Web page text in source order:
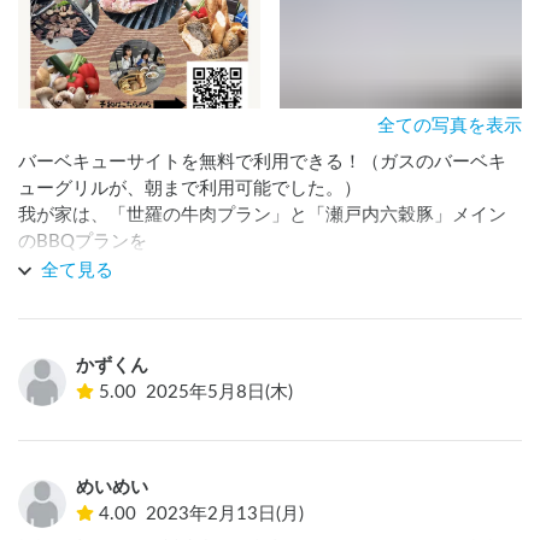
全ての写真を表示
バーベキューサイトを無料で利用できる！（ガスのバーベキ
ューグリルが、朝まで利用可能でした。）
我が家は、「世羅の牛肉プラン」と「瀬戸内六穀豚」メイン
のBBQプランを
チャットからお願いしました。
八天堂のパンが付いてきてそれも美味しい！
トイレは、空の駅オーチャードの横の外トイレが24時間使え
ました。自動点灯で虫もいなくて、綺麗です。自動販売機も
電源は、駐車スペースではなく、バーベキューテラスから延
長コードでひいて使いました。
全て見る
かずくん
5.00 2025年5月8日(木)
めいめい
4.00 2023年2月13日(月)